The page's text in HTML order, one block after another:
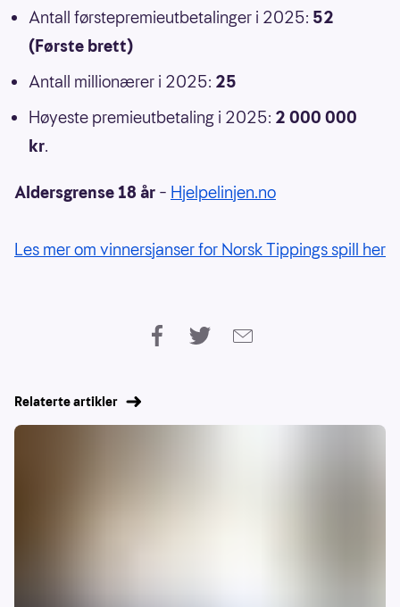
Antall førstepremieutbetalinger i 2025: 52
(Første brett)
Antall millionærer i 2025: 25
Høyeste premieutbetaling i 2025: 2 000 000
kr.
Aldersgrense 18 år – Hjelpelinjen.no
Les mer om vinnersjanser for Norsk Tippings spill her
Relaterte artikler